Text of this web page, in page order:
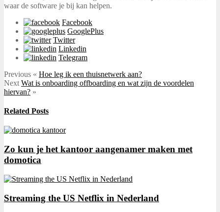
waar de software je bij kan helpen.
Facebook
GooglePlus
Twitter
Linkedin
Telegram
Previous « Hoe leg ik een thuisnetwerk aan?
Next Wat is onboarding offboarding en wat zijn de voordelen
hiervan? »
Related Posts
Zo kun je het kantoor aangenamer maken met
domotica
Streaming the US Netflix in Nederland